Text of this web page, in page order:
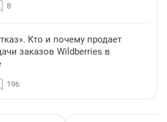
8
Кто и почему продает
заказов Wildberries в
196